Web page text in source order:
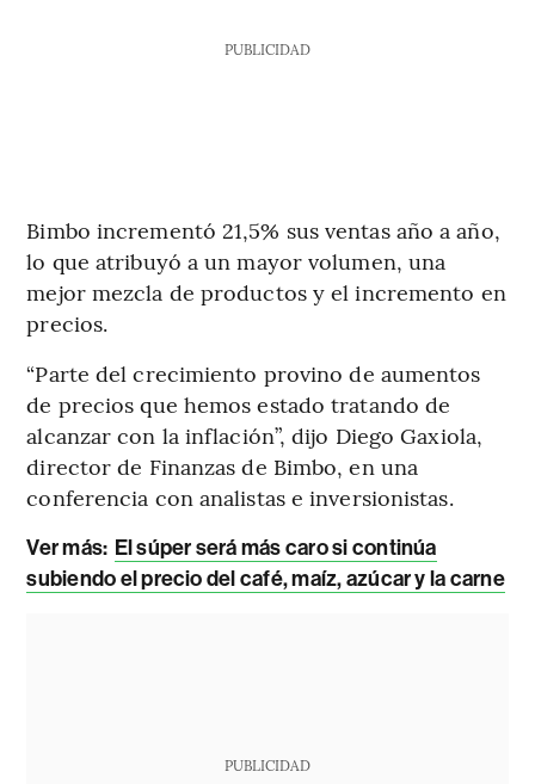
PUBLICIDAD
Bimbo incrementó 21,5% sus ventas año a año,
lo que atribuyó a un mayor volumen, una
mejor mezcla de productos y el incremento en
precios.
“Parte del crecimiento provino de aumentos
de precios que hemos estado tratando de
alcanzar con la inflación”, dijo Diego Gaxiola,
director de Finanzas de Bimbo, en una
conferencia con analistas e inversionistas.
Ver más: El súper será más caro si continúa
subiendo el precio del café, maíz, azúcar y la carne
PUBLICIDAD